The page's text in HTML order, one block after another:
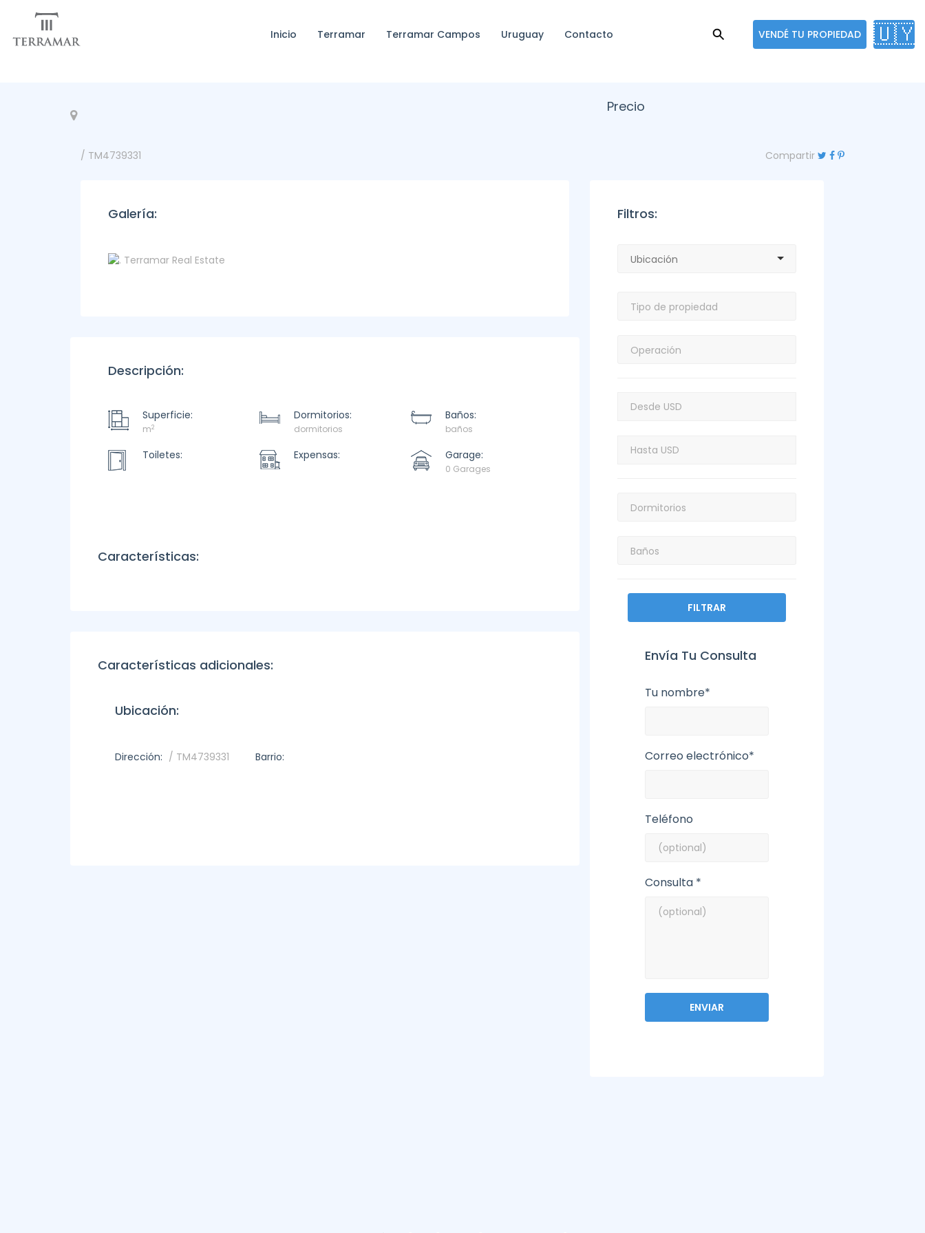
Inicio Terramar Terramar Campos Uruguay Contacto VENDÉ TU PROPIEDAD 🇺🇾
Precio
/ TM4739331 Compartir
Galería:
Descripción:
Superficie:
m2
Dormitorios:
dormitorios
Baños:
baños
Toiletes: Expensas: Garage:
0 Garages
Características:
Características adicionales:
Ubicación:
Dirección: / TM4739331 Barrio:
Filtros:
FILTRAR
Envía Tu Consulta
Tu nombre*
Correo electrónico*
Teléfono
Consulta *